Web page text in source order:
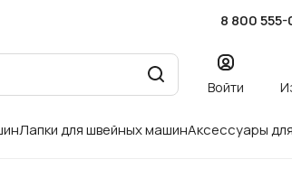
8 800
Войти
Лапки для швейных машинАксессуары